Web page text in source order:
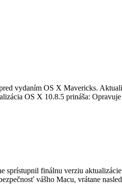
vydaním OS X Mavericks.
OS X 10.8.5 prináša:
sprístupnil finálnu verziu
vášho Macu, vrátane